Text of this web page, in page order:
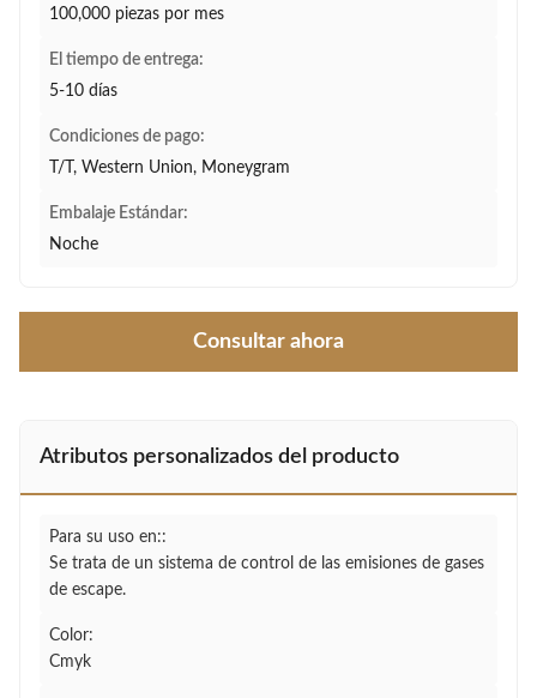
100,000 piezas por mes
El tiempo de entrega:
5-10 días
Condiciones de pago:
T/T, Western Union, Moneygram
Embalaje Estándar:
Noche
Consultar ahora
Atributos personalizados del producto
Para su uso en::
Se trata de un sistema de control de las emisiones de gases
de escape.
Color:
Cmyk